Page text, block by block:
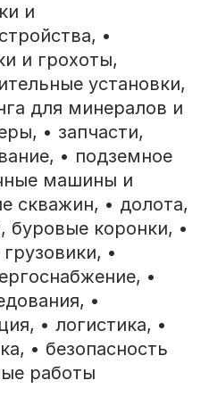
и
•
и грохоты,
установки,
для минералов и
• запчасти,
• подземное
машины и
скважин, • долота,
коронки, •
•
•
•
• логистика, •
• безопасность
работы